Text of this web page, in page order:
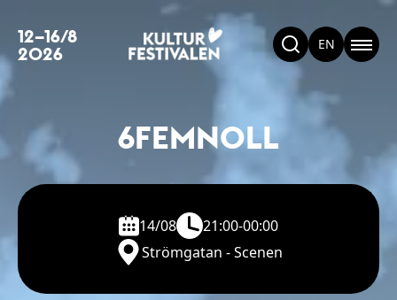
12–16/8
2026 EN
6FEMNOLL
14/08
21:00-00:00
Strömgatan - Scenen